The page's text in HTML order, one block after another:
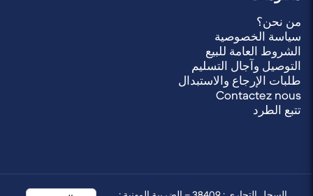
من نحن؟
سياسة الخصوصية
الشروط العامة للبيع
التوصيل وآجال التسليم
طلبات الإرجاع والاستبدال
Contactez nous
تتبع الطرد